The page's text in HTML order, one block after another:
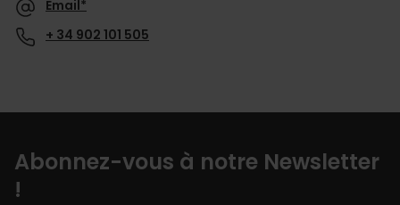
Email*
+ 34 902 101 505
Abonnez-vous à notre Newsletter
!